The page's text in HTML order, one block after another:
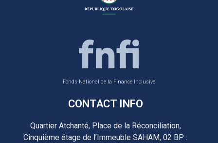
Fonds National de la Finance Inclusive
CONTACT INFO
Quartier Atchanté, Place de la Réconciliation,
Cinquième étage de l’Immeuble SAHAM, 02 BP :